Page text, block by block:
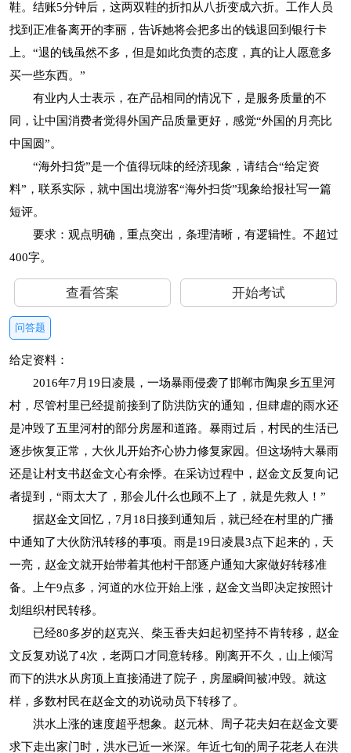
鞋。结账5分钟后，这两双鞋的折扣从八折变成六折。工作人员
找到正准备离开的李丽，告诉她将会把多出的钱退回到银行卡
上。“退的钱虽然不多，但是如此负责的态度，真的让人愿意多
买一些东西。”
有业内人士表示，在产品相同的情况下，是服务质量的不
同，让中国消费者觉得外国产品质量更好，感觉“外国的月亮比
中国圆”。
“海外扫货”是一个值得玩味的经济现象，请结合“给定资
料”，联系实际，就中国出境游客“海外扫货”现象给报社写一篇
短评。
要求：观点明确，重点突出，条理清晰，有逻辑性。不超过
400字。
查看答案 开始考试
问答题
给定资料：
2016年7月19日凌晨，一场暴雨侵袭了邯郸市陶泉乡五里河
村，尽管村里已经提前接到了防洪防灾的通知，但肆虐的雨水还
是冲毁了五里河村的部分房屋和道路。暴雨过后，村民的生活已
逐步恢复正常，大伙儿开始齐心协力修复家园。但这场特大暴雨
还是让村支书赵金文心有余悸。在采访过程中，赵金文反复向记
者提到，“雨太大了，那会儿什么也顾不上了，就是先救人！”
据赵金文回忆，7月18日接到通知后，就已经在村里的广播
中通知了大伙防汛转移的事项。雨是19日凌晨3点下起来的，天
一亮，赵金文就开始带着其他村干部逐户通知大家做好转移准
备。上午9点多，河道的水位开始上涨，赵金文当即决定按照计
划组织村民转移。
已经80多岁的赵克兴、柴玉香夫妇起初坚持不肯转移，赵金
文反复劝说了4次，老两口才同意转移。刚离开不久，山上倾泻
而下的洪水从房顶上直接涌进了院子，房屋瞬间被冲毁。就这
样，多数村民在赵金文的劝说动员下转移了。
洪水上涨的速度超乎想象。赵元林、周子花夫妇在赵金文要
求下走出家门时，洪水已近一米深。年近七旬的周子花老人在洪